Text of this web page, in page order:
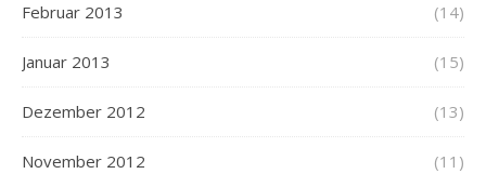
Februar 2013 (14)
Januar 2013 (15)
Dezember 2012 (13)
November 2012 (11)